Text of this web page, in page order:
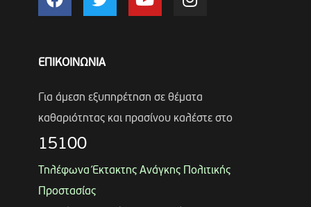
ΕΠΙΚΟΙΝΩΝΙΑ
Για άμεση εξυπηρέτηση σε θέματα
καθαριότητας και πρασίνου καλέστε στο
15100
Τηλέφωνα Έκτακτης Ανάγκης Πολιτικής
Προστασίας